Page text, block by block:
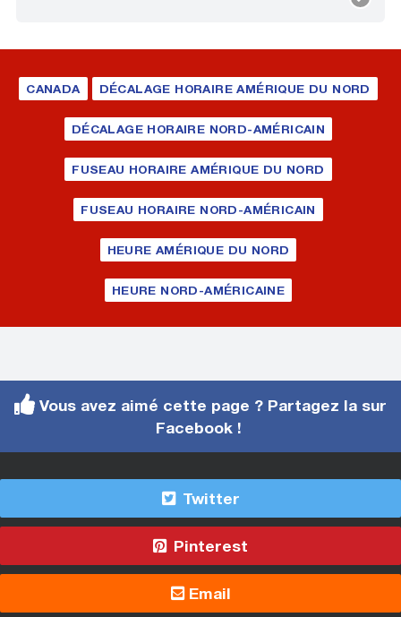
CANADA DÉCALAGE HORAIRE AMÉRIQUE DU NORD
DÉCALAGE HORAIRE NORD-AMÉRICAIN
FUSEAU HORAIRE AMÉRIQUE DU NORD
FUSEAU HORAIRE NORD-AMÉRICAIN
HEURE AMÉRIQUE DU NORD
HEURE NORD-AMÉRICAINE
Vous avez aimé cette page ? Partagez la sur
Facebook !
Twitter
Pinterest
Email